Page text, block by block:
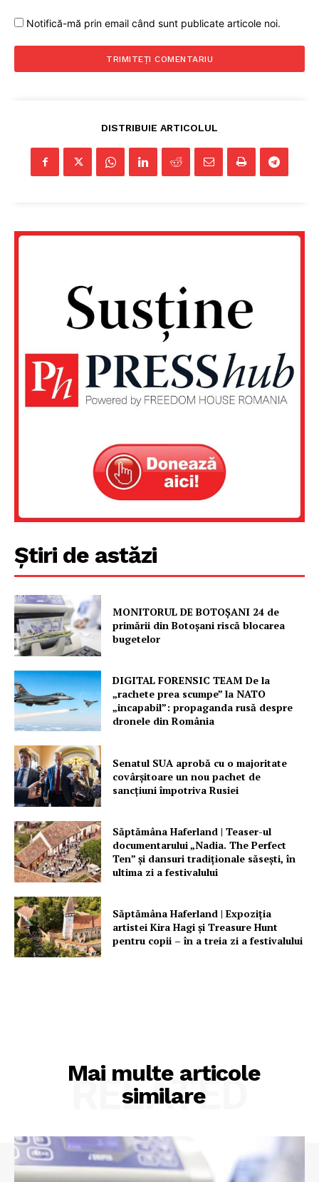
Un proiect
FREEDOM HOUSE ROMÂNIA
PRESShub
Despre noi / Echipa
Proiecte editoriale
Rețea
Contact
Notifică-mă prin email când sunt publicate articole noi.
DISTRIBUIE ARTICOLUL
Știri de astăzi
MONITORUL DE BOTOȘANI 24 de
primării din Botoșani riscă blocarea
bugetelor
DIGITAL FORENSIC TEAM De la
„rachete prea scumpe” la NATO
„incapabil”: propaganda rusă despre
dronele din România
Senatul SUA aprobă cu o majoritate
covârșitoare un nou pachet de
sancțiuni împotriva Rusiei
Săptămâna Haferland | Teaser-ul
documentarului „Nadia. The Perfect
Ten” şi dansuri tradiţionale săseşti, în
ultima zi a festivalului
Săptămâna Haferland | Expoziţia
artistei Kira Hagi şi Treasure Hunt
pentru copii – în a treia zi a festivalului
Mai multe articole
similare
RELATED